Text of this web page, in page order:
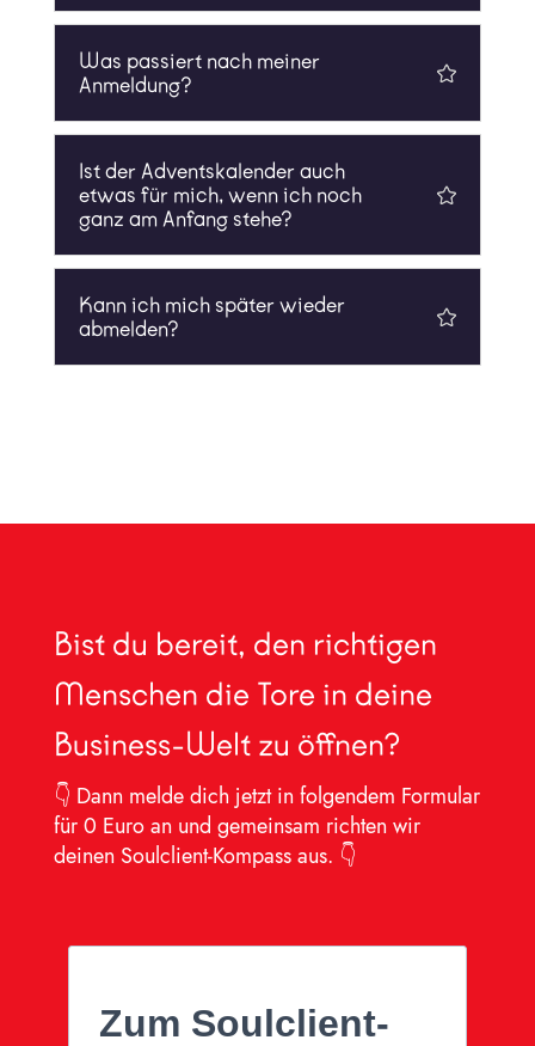
Was passiert nach meiner
Anmeldung?
Ist der Adventskalender auch
etwas für mich, wenn ich noch
ganz am Anfang stehe?
Kann ich mich später wieder
abmelden?
Bist du bereit, den richtigen
Menschen die Tore in deine
Business-Welt zu öffnen?
👇 Dann melde dich jetzt in folgendem Formular
für 0 Euro an und gemeinsam richten wir
deinen Soulclient-Kompass aus. 👇
Zum Soulclient-